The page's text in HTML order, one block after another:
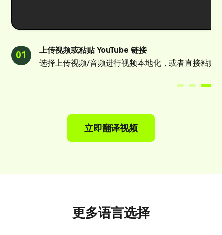
01
上传视频或粘贴 YouTube 链接
选择上传视频/音频进行视频本地化，或者直接粘贴
立即翻译视频
更多语言选择